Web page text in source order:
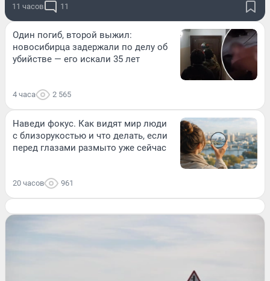
11 часов 11
Один погиб, второй выжил:
новосибирца задержали по делу об
убийстве — его искали 35 лет
4 часа 2 565
Наведи фокус. Как видят мир люди
с близорукостью и что делать, если
перед глазами размыто уже сейчас
20 часов 961